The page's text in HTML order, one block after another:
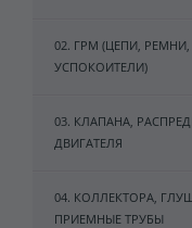
02. ГРМ (ЦЕПИ,
УСПОКОИТЕЛИ)
03. КЛАПАНА,
ДВИГАТЕЛЯ
04. КОЛЛЕКТОРА,
ПРИЕМНЫЕ ТРУБЫ